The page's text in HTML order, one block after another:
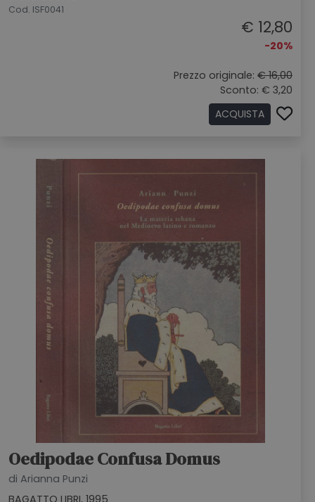
Cod. ISF0041
€ 12,80
-20%
Prezzo originale: € 16,00
Sconto: € 3,20
ACQUISTA
Oedipodae Confusa Domus
di Arianna Punzi
BAGATTO LIBRI, 1995